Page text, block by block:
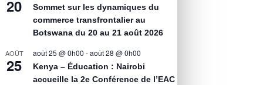
20
Sommet sur les dynamiques du
commerce transfrontalier au
Botswana du 20 au 21 août 2026
AOÛT
25
août 25 @ 0h00 -août 28 @ 0h00
Kenya – Éducation : Nairobi
accueille la 2e Conférence de l’EAC